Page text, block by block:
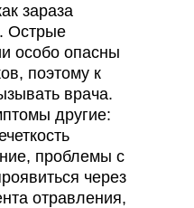
зараза
Острые
особо опасны
поэтому к
врача.
другие:
проблемы с
через
отравления,